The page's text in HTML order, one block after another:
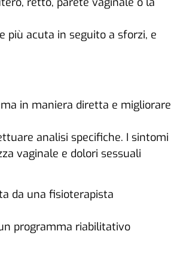
più acuta in seguito a sforzi, e
in maniera diretta e migliorare
analisi specifiche. I sintomi
vaginale e dolori sessuali
da una fisioterapista
programma riabilitativo